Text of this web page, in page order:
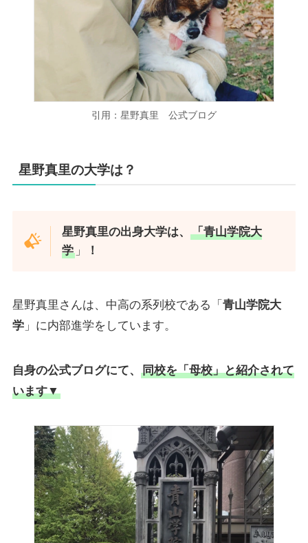
引用：星野真里 公式ブログ
星野真里の大学は？
星野真里の出身大学は、「青山学院大
学 」 ！
星野真里さんは、中高の系列校である「 青山学院大
学」に内部進学をしています。
自身の公式ブログにて、
同校を「母校」と紹介されて
います▼